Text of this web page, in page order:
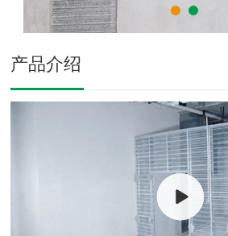
产品介绍